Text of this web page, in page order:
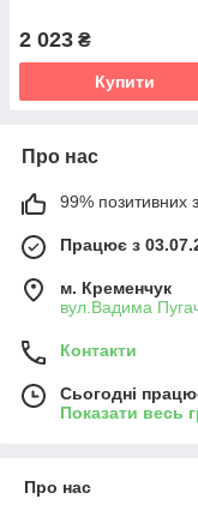
2 023 ₴
Купити
Про нас
99% позитивних з
Працює з
м. Кременчук
вул.Вадима
Контакти
Сьогодні
Показати весь
Про нас